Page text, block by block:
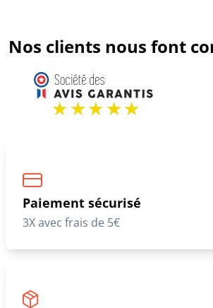
Nos clients nous font
Paiement sécurisé
3X avec frais de 5€